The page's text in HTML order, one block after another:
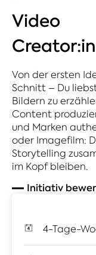
Video
Creator:in
Von der ersten
Schnitt – Du
Bildern zu
Content
und Marken
oder Imagefilm:
Storytelling
im Kopf bleiben.
Initiativ
4-Tage-